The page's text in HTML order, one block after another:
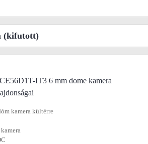
(kifutott)
IT3 6 mm dome kamera
kamera kültérre